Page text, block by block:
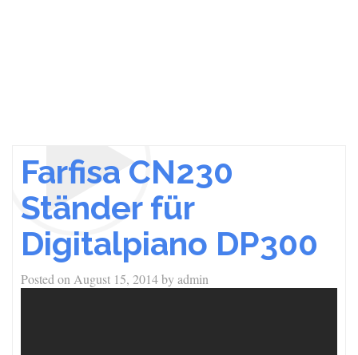
Farfisa CN230
Ständer für
Digitalpiano DP300
Posted on August 15, 2014byadmin